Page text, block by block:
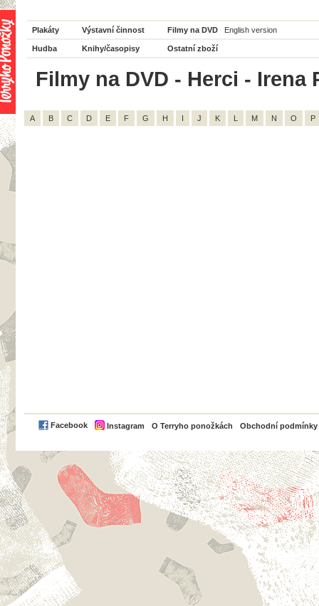
Plakáty Výstavní činnost Filmy na DVD English version
Hudba Knihy/časopisy Ostatní zboží
Filmy na DVD - Herci - Irena
A B C D E F G H I J K L M N O P
Facebook Instagram O Terryho ponožkách Obchodní podmínky
PayPal